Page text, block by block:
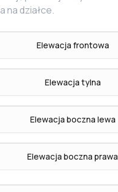
na działce.
Elewacja frontowa
Elewacja tylna
Elewacja boczna lewa
Elewacja boczna prawa